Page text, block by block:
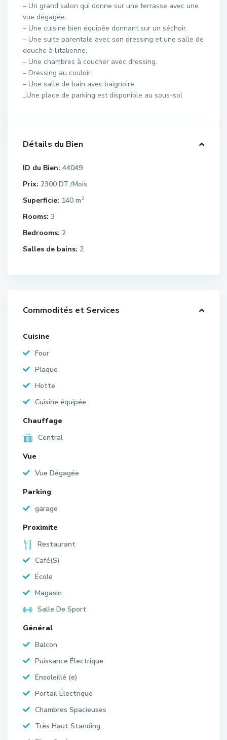
– Un grand salon qui donne sur une terrasse avec une
vue dégagée.
– Une cuisine bien équipée donnant sur un séchoir.
– Une suite parentale avec son dressing et une salle de
douche à l’italienne.
– Une chambres à coucher avec dressing.
– Dressing au couloir.
– Une salle de bain avec baignoire.
_Une place de parking est disponible au sous-sol
Détails du Bien
ID du Bien: 44049
Prix: 2300 DT /Mois
Superficie: 140 m2
Rooms: 3
Bedrooms: 2
Salles de bains: 2
Commodités et Services
Cuisine
Four
Plaque
Hotte
Cuisine équipée
Chauffage
Central
Vue
Vue Dégagée
Parking
garage
Proximite
Restaurant
Café(S)
École
Magasin
Salle De Sport
Général
Balcon
Puissance Électrique
Ensoleillé (e)
Portail Électrique
Chambres Spacieuses
Très Haut Standing